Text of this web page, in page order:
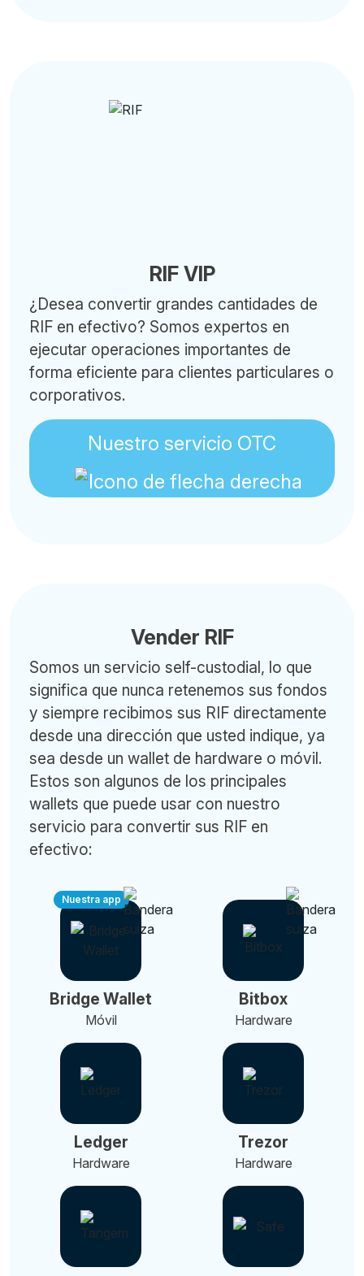
RIF VIP
¿Desea convertir grandes cantidades de
RIF en efectivo? Somos expertos en
ejecutar operaciones importantes de
forma eficiente para clientes particulares o
corporativos.
Nuestro servicio OTC
Vender RIF
Somos un servicio self-custodial, lo que
significa que nunca retenemos sus fondos
y siempre recibimos sus RIF directamente
desde una dirección que usted indique, ya
sea desde un wallet de hardware o móvil.
Estos son algunos de los principales
wallets que puede usar con nuestro
servicio para convertir sus RIF en
efectivo:
Nuestra app
Bridge Wallet
Móvil
Bitbox
Hardware
Ledger
Hardware
Trezor
Hardware